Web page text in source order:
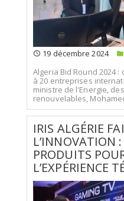
19 décembre 2024
Algeria Bid Round 2024
à 20 entreprises
ministre de l'Energie,
renouvelables,
IRIS ALGÉRIE
L’INNOVATION
PRODUITS
L’EXPÉRIENCE